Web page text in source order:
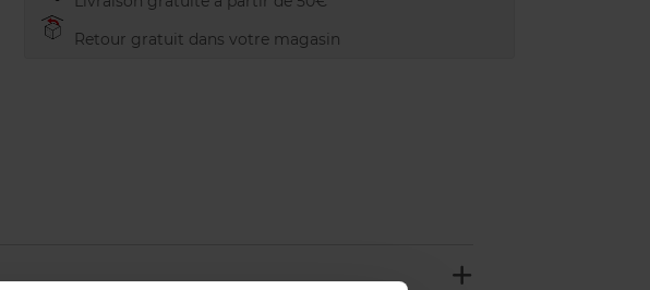
Retour gratuit dans votre magasin